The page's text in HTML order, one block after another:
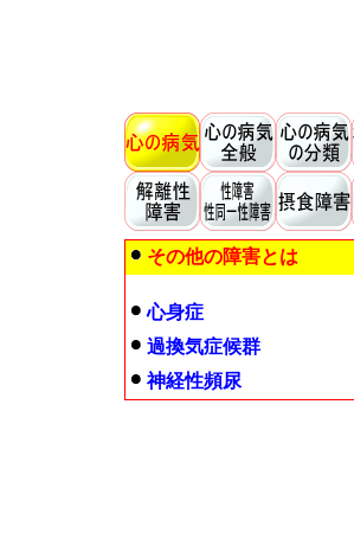
その他の障害とは
心身症
過換気症候群
神経性頻尿